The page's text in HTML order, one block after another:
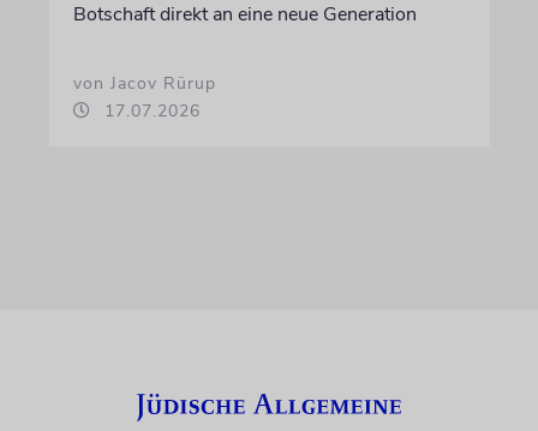
Botschaft direkt an eine neue Generation
von Jacov Rürup
17.07.2026